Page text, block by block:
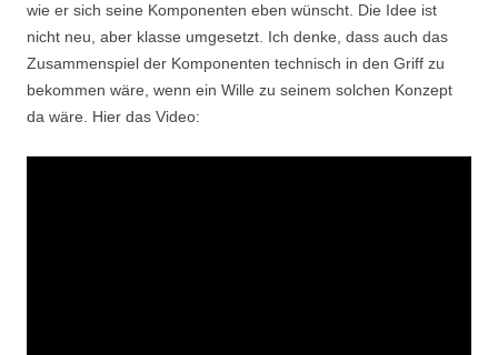
wie er sich seine Komponenten eben wünscht. Die Idee ist
nicht neu, aber klasse umgesetzt. Ich denke, dass auch das
Zusammenspiel der Komponenten technisch in den Griff zu
bekommen wäre, wenn ein Wille zu seinem solchen Konzept
da wäre. Hier das Video: